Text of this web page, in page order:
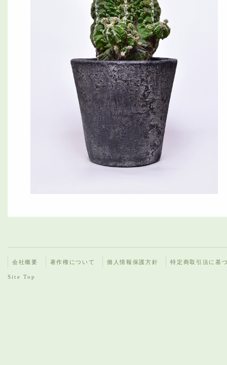
会社概要 著作権について 個人情報保護方針 特定商取引法に基
Site Top